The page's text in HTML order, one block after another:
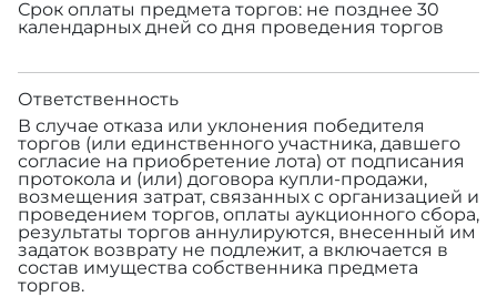
Срок оплаты предмета торгов: не позднее 30
календарных дней со дня проведения торгов
Ответственность
В случае отказа или уклонения победителя
торгов (или единственного участника, давшего
согласие на приобретение лота) от подписания
протокола и (или) договора купли-продажи,
возмещения затрат, связанных с организацией и
проведением торгов, оплаты аукционного сбора,
результаты торгов аннулируются, внесенный им
задаток возврату не подлежит, а включается в
состав имущества собственника предмета
торгов.